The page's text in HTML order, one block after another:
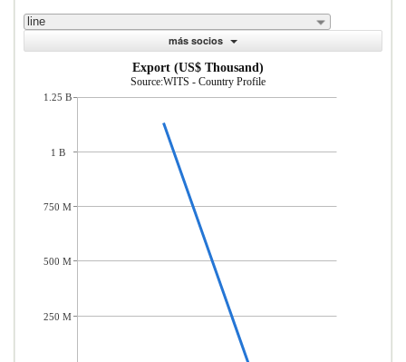
line
más socios
Export (US$ Thousand)
Source:WITS - Country Profile
1.25 B
1 B
750 M
500 M
250 M